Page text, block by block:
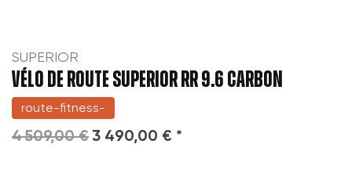
SUPERIOR
VÉLO DE ROUTE SUPERIOR RR 9.6 CARBON
route-fitness-
4 509,00 €3 490,00 € *